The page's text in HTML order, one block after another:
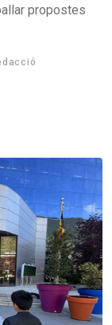
propostes